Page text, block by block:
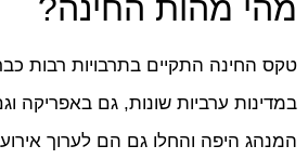
מהי מהות החינה?
טקס החינה התקיים בתרבויות רבות
במדינות ערביות שונות, גם באפריקה
המנהג היפה והחלו גם הם לערוך